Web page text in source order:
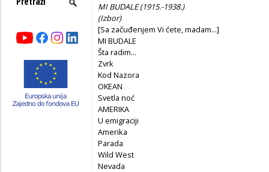
MI BUDALE (1915.-1938.)
(Izbor)
[Sa začuđenjem Vi ćete, madam...]
MI BUDALE
Šta radim...
Zvrk
Kod Nazora
OKEAN
Svetla noć
AMERIKA
U emigraciji
Amerika
Parada
Wild West
Nevada